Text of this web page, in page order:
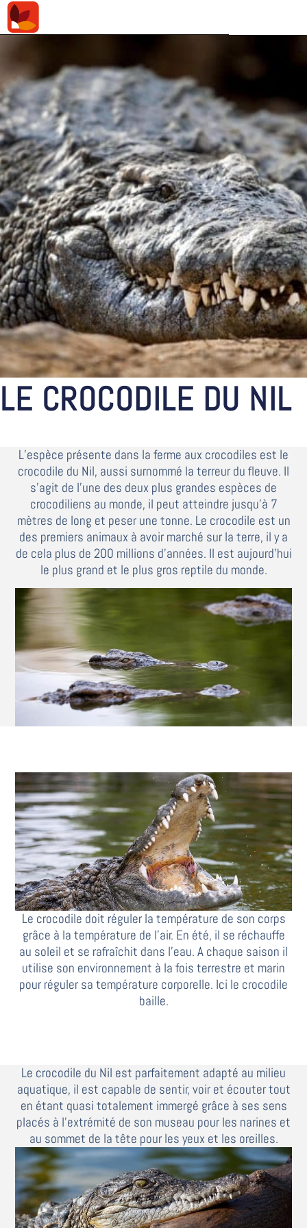
LE CROCODILE DU NIL
L’espèce présente dans la ferme aux crocodiles est le
crocodile du Nil, aussi surnommé la terreur du fleuve. Il
s’agit de l’une des deux plus grandes espèces de
crocodiliens au monde, il peut atteindre jusqu’à 7
mètres de long et peser une tonne. Le crocodile est un
des premiers animaux à avoir marché sur la terre, il y a
de cela plus de 200 millions d’années. Il est aujourd’hui
le plus grand et le plus gros reptile du monde.
Le crocodile doit réguler la température de son corps
grâce à la température de l’air. En été, il se réchauffe
au soleil et se rafraîchit dans l’eau. A chaque saison il
utilise son environnement à la fois terrestre et marin
pour réguler sa température corporelle. Ici le crocodile
baille.
Le crocodile du Nil est parfaitement adapté au milieu
aquatique, il est capable de sentir, voir et écouter tout
en étant quasi totalement immergé grâce à ses sens
placés à l’extrémité de son museau pour les narines et
au sommet de la tête pour les yeux et les oreilles.